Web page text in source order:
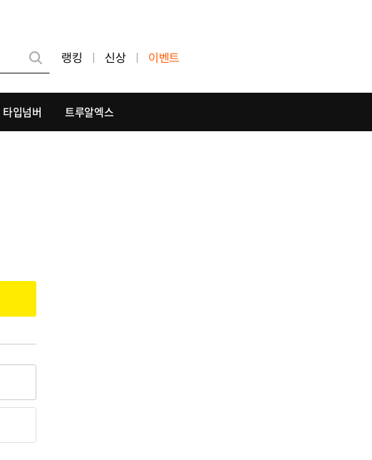
랭킹 신상 이벤트
타입넘버 트루알엑스